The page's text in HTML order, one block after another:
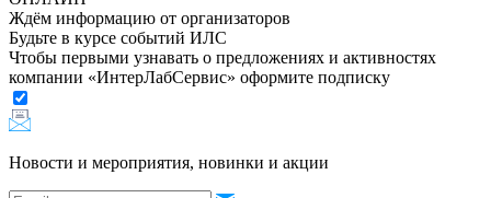
Ждём информацию от организаторов
Будьте в курсе событий ИЛС
Чтобы первыми узнавать о предложениях и активностях
компании «ИнтерЛабСервис» оформите подписку
Новости и мероприятия, новинки и акции